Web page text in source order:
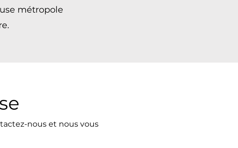
métropole
nous et nous vous